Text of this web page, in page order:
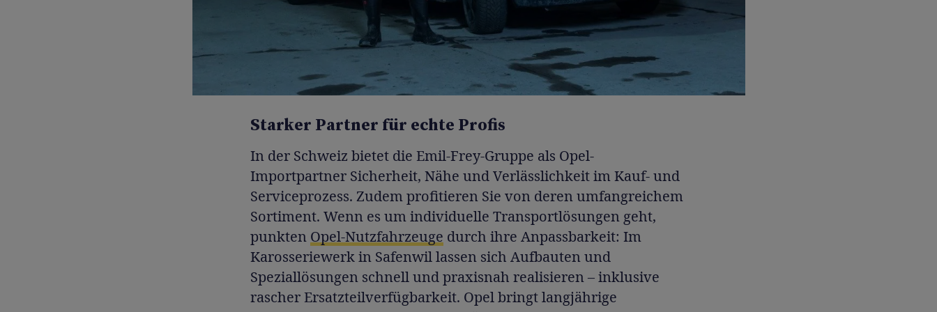
Starker Partner für echte Profis
In der Schweiz bietet die Emil-Frey-Gruppe als Opel-
Importpartner Sicherheit, Nähe und Verlässlichkeit im Kauf- und
Serviceprozess. Zudem profitieren Sie von deren umfangreichem
Sortiment. Wenn es um individuelle Transportlösungen geht,
punkten Opel-Nutzfahrzeuge durch ihre Anpassbarkeit: Im
Karosseriewerk in Safenwil lassen sich Aufbauten und
Speziallösungen schnell und praxisnah realisieren – inklusive
rascher Ersatzteilverfügbarkeit. Opel bringt langjährige